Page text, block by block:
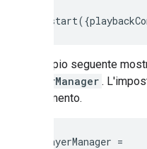
start({
L'esempio seguente
PlayerManager .
un segmento.
playerManager =